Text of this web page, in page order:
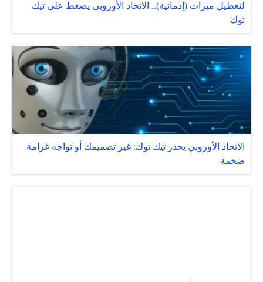
لتعطيل ميزات (إدمانية).. الاتحاد الأوروبي يضغط على تيك
توك ‎‎
الاتحاد الأوروبي يحذر تيك توك: غير تصميمك أو تواجه غرامة
ضخمة